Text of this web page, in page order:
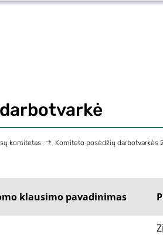
komitetas Komiteto posėdžių darbotvarkės
klausimo pavadinimas